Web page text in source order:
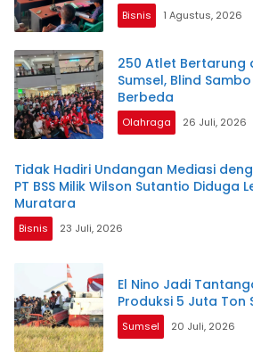
Bisnis 1 Agustus, 2026
250 Atlet Bertarung
Sumsel, Blind
Berbeda
Olahraga 26 Juli, 2026
Tidak Hadiri Undangan Mediasi
PT BSS Milik Wilson Sutantio Diduga
Muratara
Bisnis 23 Juli, 2026
El Nino Jadi
Produksi 5 Juta Ton
Sumsel 20 Juli, 2026